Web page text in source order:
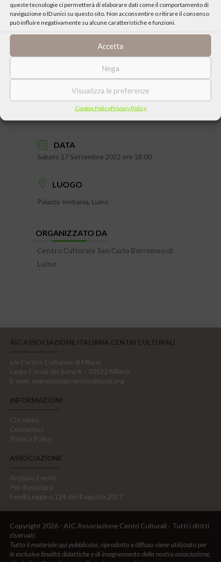
queste tecnologie ci permetterà di elaborare dati come il comportamento di
navigazione o ID unici su questo sito. Non acconsentire o ritirare il consenso
può influire negativamente su alcune caratteristiche e funzioni.
Accetta
Nega
Visualizza le preferenze
Cookie PolicyPrivacy Policy
CONDIVIDI QUESTO EVENTO
DATA
Sabato 17 Settembre 2022 ore 18:00
LUOGO
Palazzo Verbania, Luino
ORGANIZZATO DA
Centro Culturale San Carlo Borromeo di
Luino
AIC ASSOCIAZIONE ITALIANA CENTRI CULTURALI
c/o Centro Culturale di Milano
Largo Corsia dei Servi 4, - 20122 Milano
E-mail: segreteria@centriculturali.org
INFORMAZIONI
Chi siamo
Contattaci
Privacy Policy
ASSOCIAZIONE
Archivio Eventi
Per Associarsi
Fondi Legge n.124 del 4 agosto 2017
Copyright 2026 - AIC Associazione Centri Culturali - Tutti i diritti
riservati
Tutto il materiale qui pubblicato, riprodotto e diffuso viene utilizzato per
le esclusive finalità didattiche e di insegnamento della nostra associazione,